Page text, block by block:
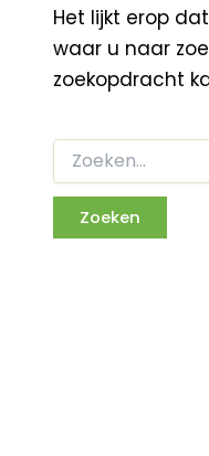
Het lijkt erop
waar u naar
zoekopdracht